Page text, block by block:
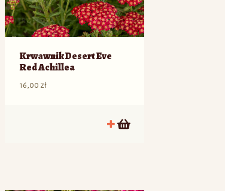
Krwawnik Desert Eve
Red Achillea
16,00 zł